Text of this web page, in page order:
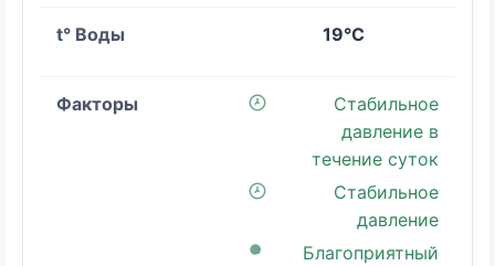
19°C
Стабильное
давление в
течение суток
Стабильное
давление
Благоприятный